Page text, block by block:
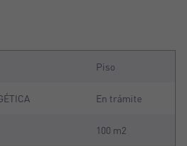
Piso
En trámite
100 m2